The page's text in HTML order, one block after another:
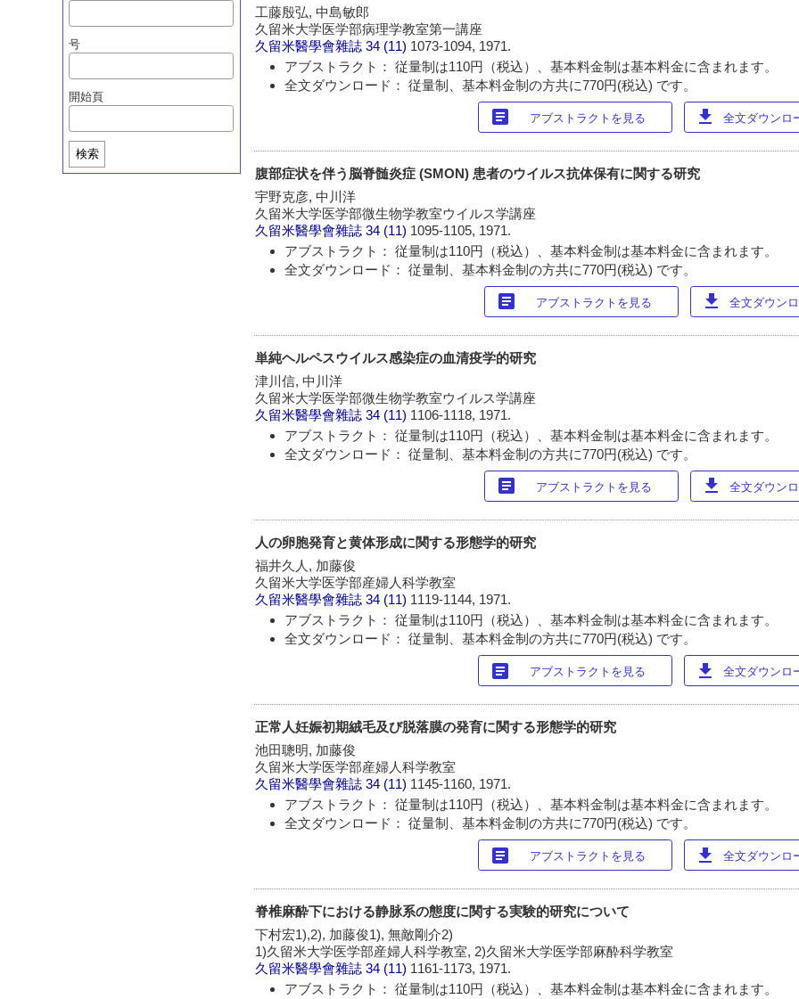
号
開始頁
検索
工藤殷弘, 中島敏郎
久留米大学医学部病理学教室第一講座
久留米醫學會雜誌 34 (11) 1073-1094, 1971.
アブストラクト： 従量制は110円（税込）、基本料金制は基本料金に含まれます。
全文ダウンロード： 従量制、基本料金制の方共に770円(税込) です。
article アブストラクトを見る download 全文ダウンロ
腹部症状を伴う脳脊髄炎症 (SMON) 患者のウイルス抗体保有に関する研究
宇野克彦, 中川洋
久留米大学医学部微生物学教室ウイルス学講座
久留米醫學會雜誌 34 (11) 1095-1105, 1971.
アブストラクト： 従量制は110円（税込）、基本料金制は基本料金に含まれます。
全文ダウンロード： 従量制、基本料金制の方共に770円(税込) です。
article アブストラクトを見る download 全文ダウン
単純ヘルペスウイルス感染症の血清疫学的研究
津川信, 中川洋
久留米大学医学部微生物学教室ウイルス学講座
久留米醫學會雜誌 34 (11) 1106-1118, 1971.
アブストラクト： 従量制は110円（税込）、基本料金制は基本料金に含まれます。
全文ダウンロード： 従量制、基本料金制の方共に770円(税込) です。
article アブストラクトを見る download 全文ダウン
人の卵胞発育と黄体形成に関する形態学的研究
福井久人, 加藤俊
久留米大学医学部産婦人科学教室
久留米醫學會雜誌 34 (11) 1119-1144, 1971.
アブストラクト： 従量制は110円（税込）、基本料金制は基本料金に含まれます。
全文ダウンロード： 従量制、基本料金制の方共に770円(税込) です。
article アブストラクトを見る download 全文ダウンロ
正常人妊娠初期絨毛及び脱落膜の発育に関する形態学的研究
池田聰明, 加藤俊
久留米大学医学部産婦人科学教室
久留米醫學會雜誌 34 (11) 1145-1160, 1971.
アブストラクト： 従量制は110円（税込）、基本料金制は基本料金に含まれます。
全文ダウンロード： 従量制、基本料金制の方共に770円(税込) です。
article アブストラクトを見る download 全文ダウンロ
脊椎麻酔下における静脉系の態度に関する実験的研究について
下村宏1),2), 加藤俊1), 無敵剛介2)
1)久留米大学医学部産婦人科学教室, 2)久留米大学医学部麻酔科学教室
久留米醫學會雜誌 34 (11) 1161-1173, 1971.
アブストラクト： 従量制は110円（税込）、基本料金制は基本料金に含まれます。